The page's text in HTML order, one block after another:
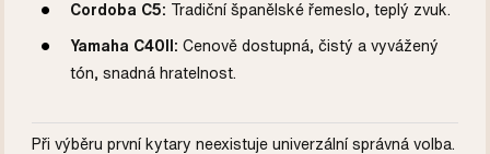
Cordoba C5: Tradiční španělské řemeslo, teplý zvuk.
Yamaha C40II: Cenově dostupná, čistý a vyvážený
tón, snadná hratelnost.
Při výběru první kytary neexistuje univerzální správná volba.